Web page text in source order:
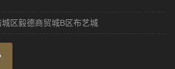
区毅德商贸城B区布艺城